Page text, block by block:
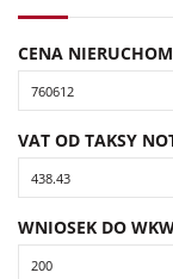
CENA
VAT OD TAKSY
WNIOSEK DO